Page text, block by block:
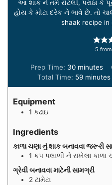
આ શાક ને તમે રોટલી, પરાઠા કે
હોય કે મોટા દરેક ને ભાવે છે. તો
shaak recipe
5
Prep Time: 30minutes
minutes
Total Time: 59minutes
minutes
Equipment
1 કઢાઇ
Ingredients
કાળા ચણા નું શાક બનાવવા જરૂરી
1 કપ પલાળી ને રાખેલા કાળા
ગ્રેવી બનાવવા માટેની સામગ્રી
2 ટામેટા